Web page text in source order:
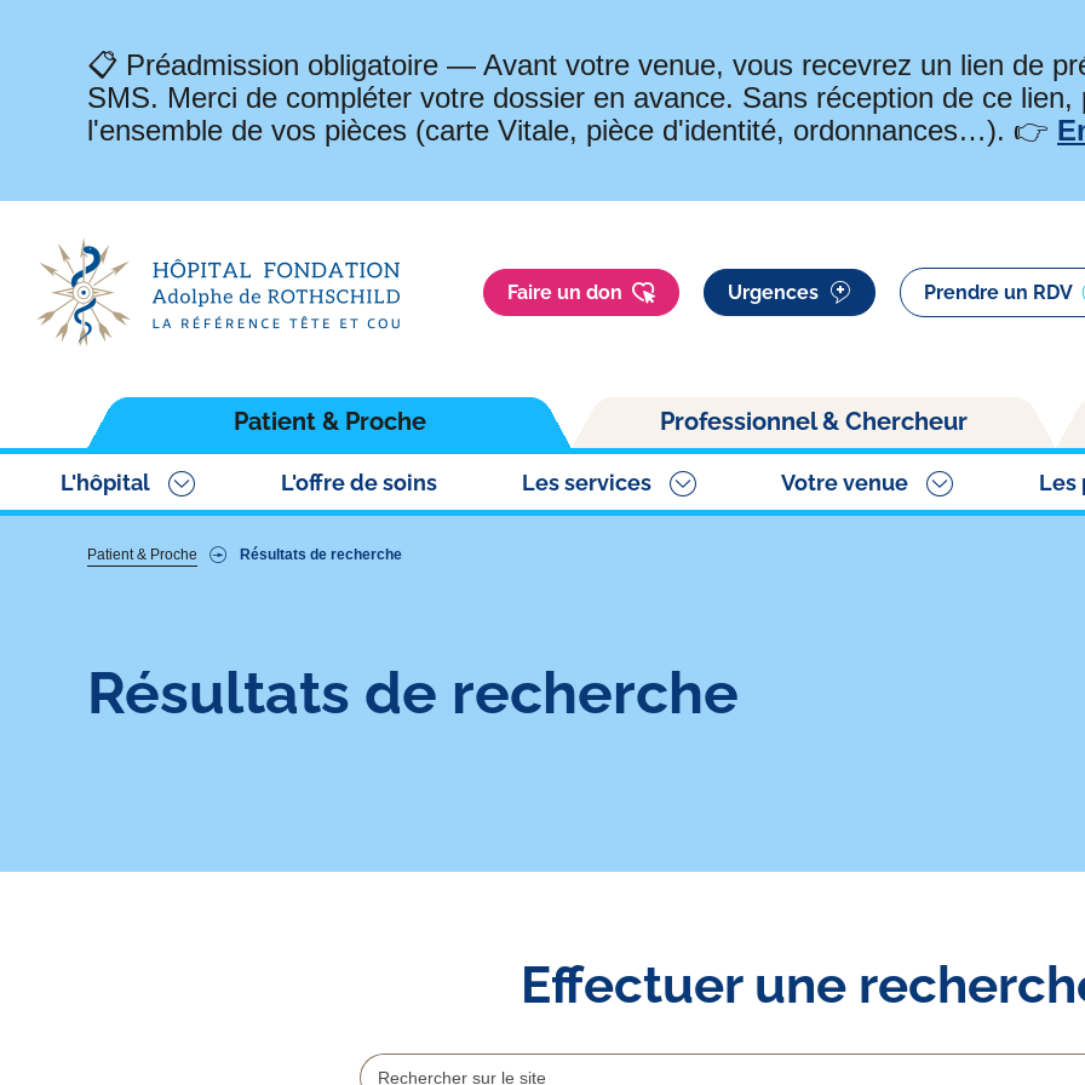
📋 Préadmission obligatoire — Avant votre venue, vous recevrez un lien de
SMS. Merci de compléter votre dossier en avance. Sans réception de ce
l'ensemble de vos pièces (carte Vitale, pièce d'identité, ordonnances…). 👉
Faire un don Urgences Prendre un RDV
Patient & Proche
L'hôpital L'offre de soins Les services Votre venue Les
Professionnel & Chercheur
Fil
Patient & Proche Résultats de recherche
Résultats de recherche
Effectuer une